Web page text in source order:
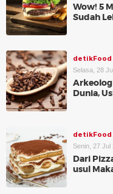
Wow! 5
Sudah
detikFood
Selasa, 28
Arkeolog
Dunia,
detikFood
Senin, 27 Jul
Dari
usul